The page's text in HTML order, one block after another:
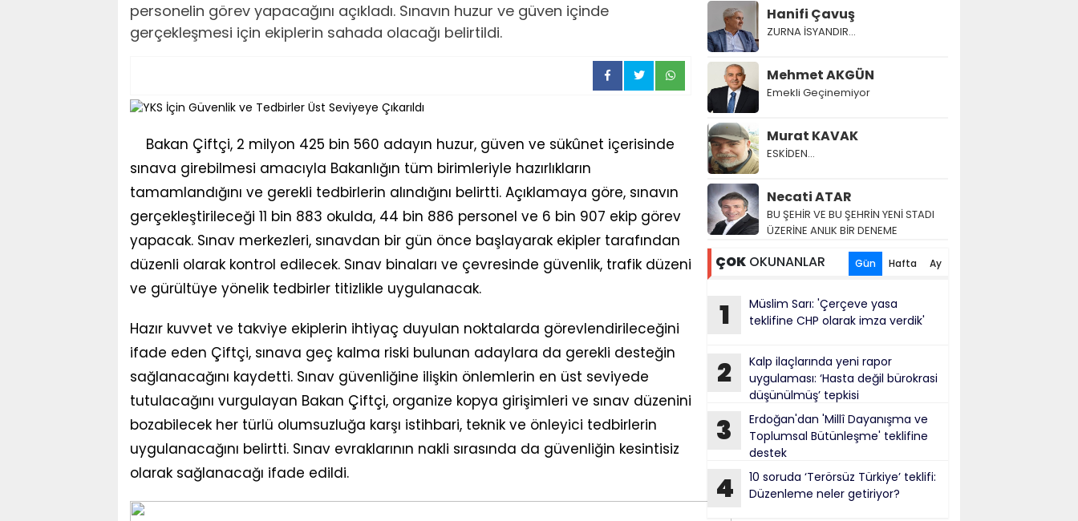
personelin görev yapacağını açıkladı. Sınavın huzur ve güven içinde
gerçekleşmesi için ekiplerin sahada olacağı belirtildi.
Bakan Çiftçi, 2 milyon 425 bin 560 adayın huzur, güven ve sükûnet içerisinde
sınava girebilmesi amacıyla Bakanlığın tüm birimleriyle hazırlıkların
tamamlandığını ve gerekli tedbirlerin alındığını belirtti. Açıklamaya göre, sınavın
gerçekleştirileceği 11 bin 883 okulda, 44 bin 886 personel ve 6 bin 907 ekip görev
yapacak. Sınav merkezleri, sınavdan bir gün önce başlayarak ekipler tarafından
düzenli olarak kontrol edilecek. Sınav binaları ve çevresinde güvenlik, trafik düzeni
ve gürültüye yönelik tedbirler titizlikle uygulanacak.
Hazır kuvvet ve takviye ekiplerin ihtiyaç duyulan noktalarda görevlendirileceğini
ifade eden Çiftçi, sınava geç kalma riski bulunan adaylara da gerekli desteğin
sağlanacağını kaydetti. Sınav güvenliğine ilişkin önlemlerin en üst seviyede
tutulacağını vurgulayan Bakan Çiftçi, organize kopya girişimleri ve sınav düzenini
bozabilecek her türlü olumsuzluğa karşı istihbari, teknik ve önleyici tedbirlerin
uygulanacağını belirtti. Sınav evraklarının nakli sırasında da güvenliğin kesintisiz
olarak sağlanacağı ifade edildi.
Hanifi Çavuş
ZURNA İSYANDIR...
Mehmet AKGÜN
Emekli Geçinemiyor
Murat KAVAK
ESKİDEN...
Necati ATAR
BU ŞEHİR VE BU ŞEHRİN YENİ STADI
ÜZERİNE ANLIK BİR DENEME
ÇOK OKUNANLAR Gün Hafta Ay
1
Müslim Sarı: 'Çerçeve yasa
teklifine CHP olarak imza verdik'
2
Kalp ilaçlarında yeni rapor
uygulaması: ‘Hasta değil bürokrasi
düşünülmüş’ tepkisi
3
Erdoğan'dan 'Millî Dayanışma ve
Toplumsal Bütünleşme' teklifine
destek
4
10 soruda ‘Terörsüz Türkiye’ teklifi:
Düzenleme neler getiriyor?